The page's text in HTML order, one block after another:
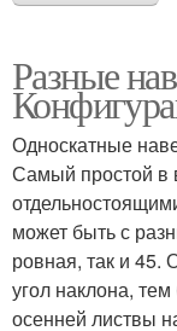
Разные
Односкатные
Самый простой
может быть с
ровная, так и
угол наклона,
осенней листвы